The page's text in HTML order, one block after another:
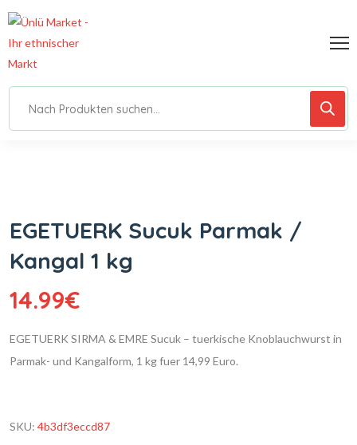
EGETUERK Sucuk Parmak /
Kangal 1 kg
14.99€
EGETUERK SIRMA & EMRE Sucuk – tuerkische Knoblauchwurst in
Parmak- und Kangalform, 1 kg fuer 14,99 Euro.
SKU: 4b3df3eccd87